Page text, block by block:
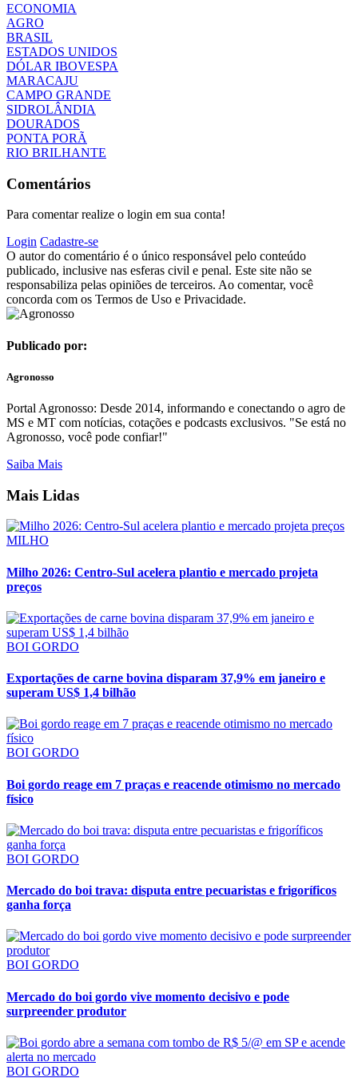
ECONOMIA
AGRO
BRASIL
ESTADOS UNIDOS
DÓLAR IBOVESPA
MARACAJU
CAMPO GRANDE
SIDROLÂNDIA
DOURADOS
PONTA PORÃ
RIO BRILHANTE
Comentários
Para comentar realize o login em sua conta!
Login Cadastre-se
O autor do comentário é o único responsável pelo conteúdo
publicado, inclusive nas esferas civil e penal. Este site não se
responsabiliza pelas opiniões de terceiros. Ao comentar, você
concorda com os Termos de Uso e Privacidade.
Publicado por:
Agronosso
Portal Agronosso: Desde 2014, informando e conectando o agro de
MS e MT com notícias, cotações e podcasts exclusivos. "Se está no
Agronosso, você pode confiar!"
Saiba Mais
Mais Lidas
MILHO
Milho 2026: Centro-Sul acelera plantio e mercado projeta
preços
BOI GORDO
Exportações de carne bovina disparam 37,9% em janeiro e
superam US$ 1,4 bilhão
BOI GORDO
Boi gordo reage em 7 praças e reacende otimismo no mercado
físico
BOI GORDO
Mercado do boi trava: disputa entre pecuaristas e frigoríficos
ganha força
BOI GORDO
Mercado do boi gordo vive momento decisivo e pode
surpreender produtor
BOI GORDO